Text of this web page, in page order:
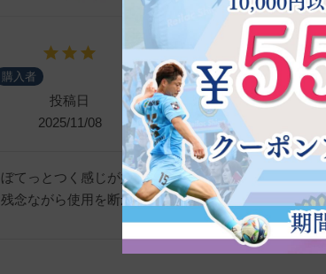
購入者
投稿日
2025/11/08
ぼてっとつく感じが好きになれず。。
残念ながら使用を断念しました。